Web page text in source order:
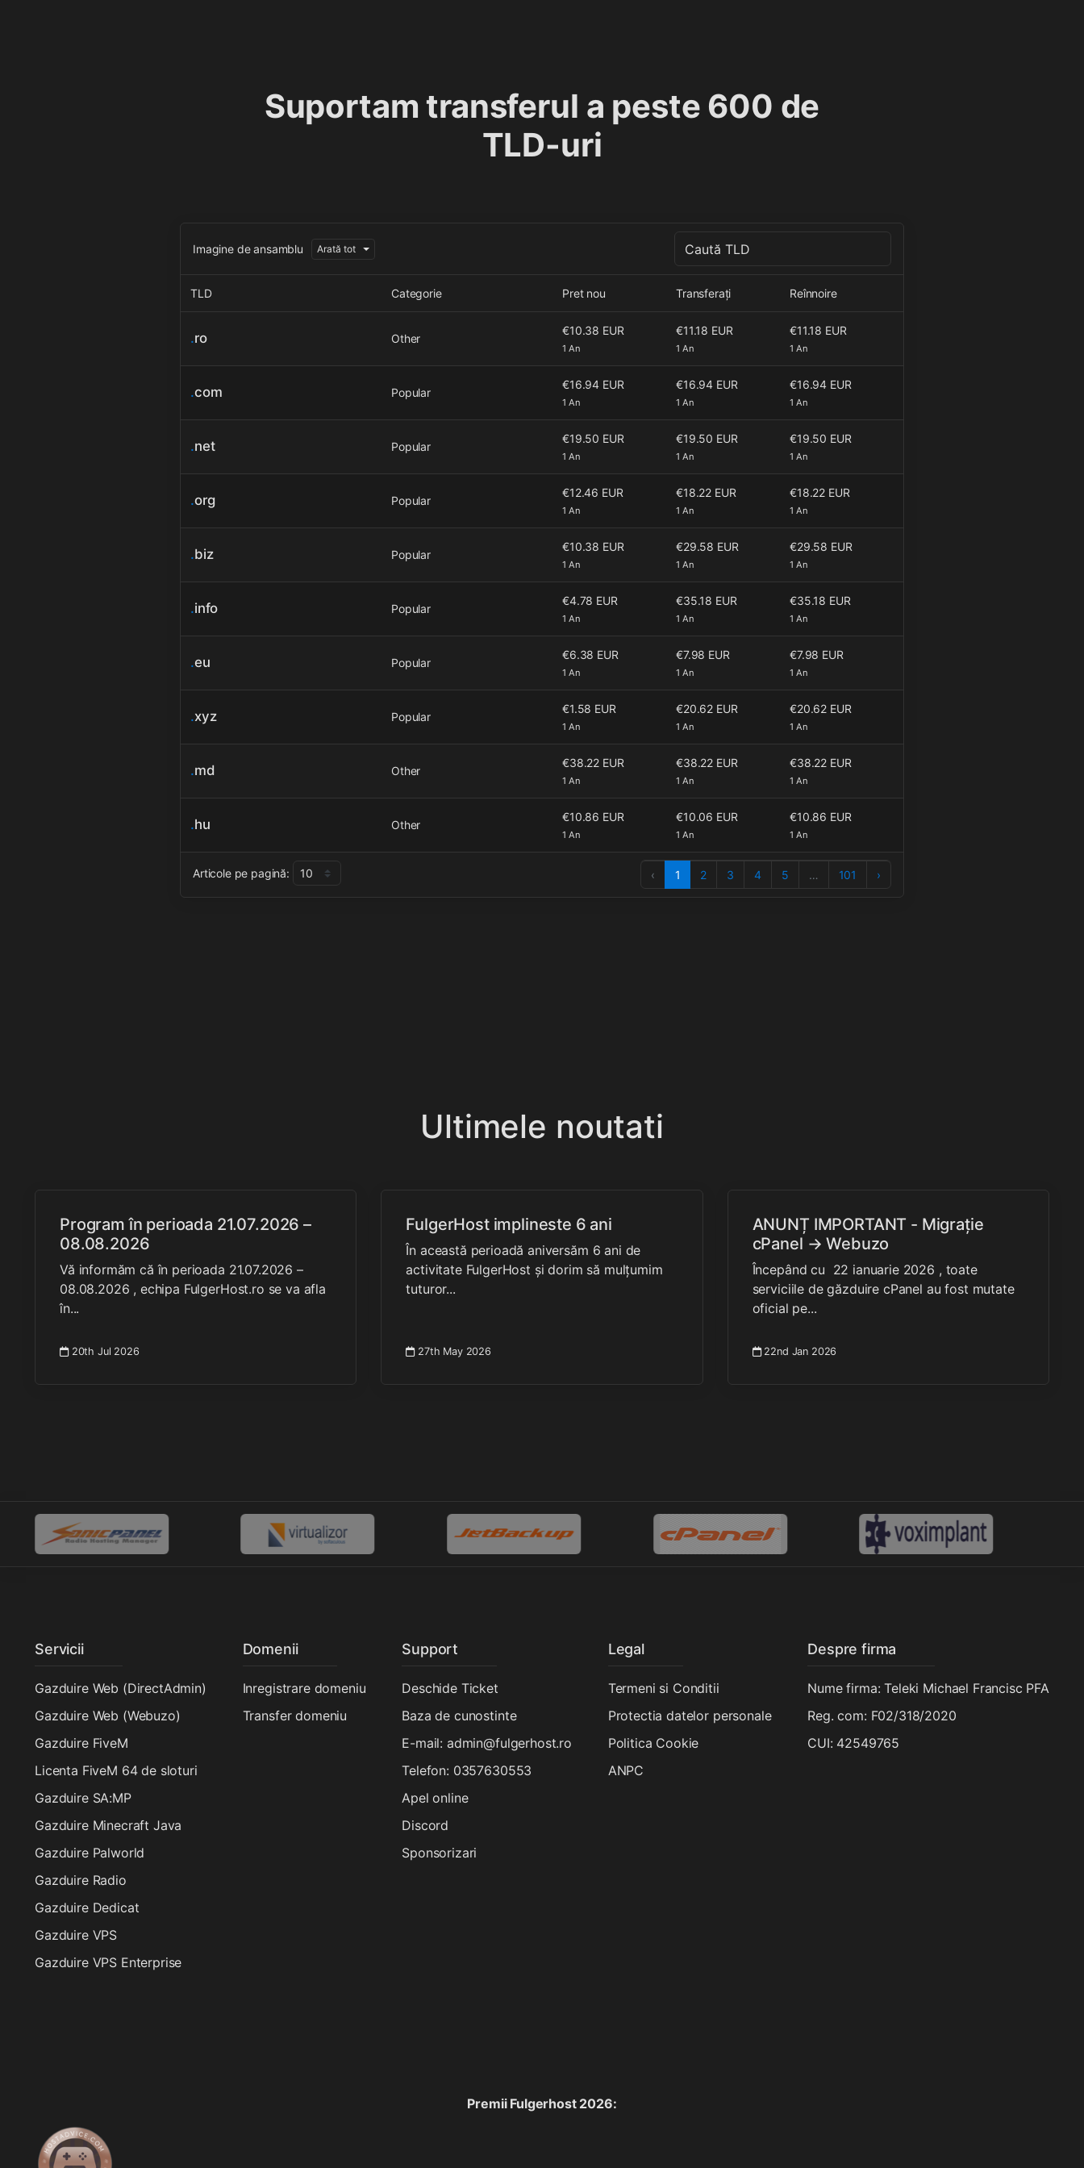
Suportam transferul a peste 600 de
TLD-uri
Imagine de ansamblu Arată tot
TLD Categorie Pret nou Transferați Reînnoire
.ro Other
€10.38 EUR
1 An
€11.18 EUR
1 An
€11.18 EUR
1 An
.com Popular
€16.94 EUR
1 An
€16.94 EUR
1 An
€16.94 EUR
1 An
.net Popular
€19.50 EUR
1 An
€19.50 EUR
1 An
€19.50 EUR
1 An
.org Popular
€12.46 EUR
1 An
€18.22 EUR
1 An
€18.22 EUR
1 An
.biz Popular
€10.38 EUR
1 An
€29.58 EUR
1 An
€29.58 EUR
1 An
.info Popular
€4.78 EUR
1 An
€35.18 EUR
1 An
€35.18 EUR
1 An
.eu Popular
€6.38 EUR
1 An
€7.98 EUR
1 An
€7.98 EUR
1 An
.xyz Popular
€1.58 EUR
1 An
€20.62 EUR
1 An
€20.62 EUR
1 An
.md Other
€38.22 EUR
1 An
€38.22 EUR
1 An
€38.22 EUR
1 An
.hu Other
€10.86 EUR
1 An
€10.06 EUR
1 An
€10.86 EUR
1 An
‹ 1 2 3 4 5 … 101 ›
Articole pe pagină:
Ultimele noutati
Program în perioada 21.07.2026 –
08.08.2026
Vă informăm că în perioada 21.07.2026 –
08.08.2026 , echipa FulgerHost.ro se va afla
în...
20th Jul 2026
FulgerHost implineste 6 ani
În această perioadă aniversăm 6 ani de
activitate FulgerHost și dorim să mulțumim
tuturor...
27th May 2026
ANUNȚ IMPORTANT - Migrație
cPanel → Webuzo
Începând cu 22 ianuarie 2026 , toate
serviciile de găzduire cPanel au fost mutate
oficial pe...
22nd Jan 2026
Servicii
Gazduire Web (DirectAdmin)
Gazduire Web (Webuzo)
Gazduire FiveM
Licenta FiveM 64 de sloturi
Gazduire SA:MP
Gazduire Minecraft Java
Gazduire Palworld
Gazduire Radio
Gazduire Dedicat
Gazduire VPS
Gazduire VPS Enterprise
Domenii
Inregistrare domeniu
Transfer domeniu
Support
Deschide Ticket
Baza de cunostinte
E-mail: admin@fulgerhost.ro
Telefon: 0357630553
Apel online
Discord
Sponsorizari
Legal
Termeni si Conditii
Protectia datelor personale
Politica Cookie
ANPC
Despre firma
Nume firma: Teleki Michael Francisc PFA
Reg. com: F02/318/2020
CUI: 42549765
Premii Fulgerhost 2026: